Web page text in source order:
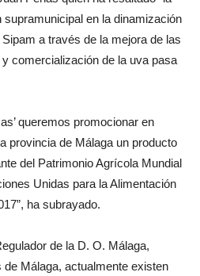
en la dinamización
a través de la mejora de las
comercialización de la uva pasa
queremos promocionar en
provincia de Málaga un producto
del Patrimonio Agrícola Mundial
Unidas para la Alimentación
ha subrayado.
de la D. O. Málaga,
Málaga, actualmente existen